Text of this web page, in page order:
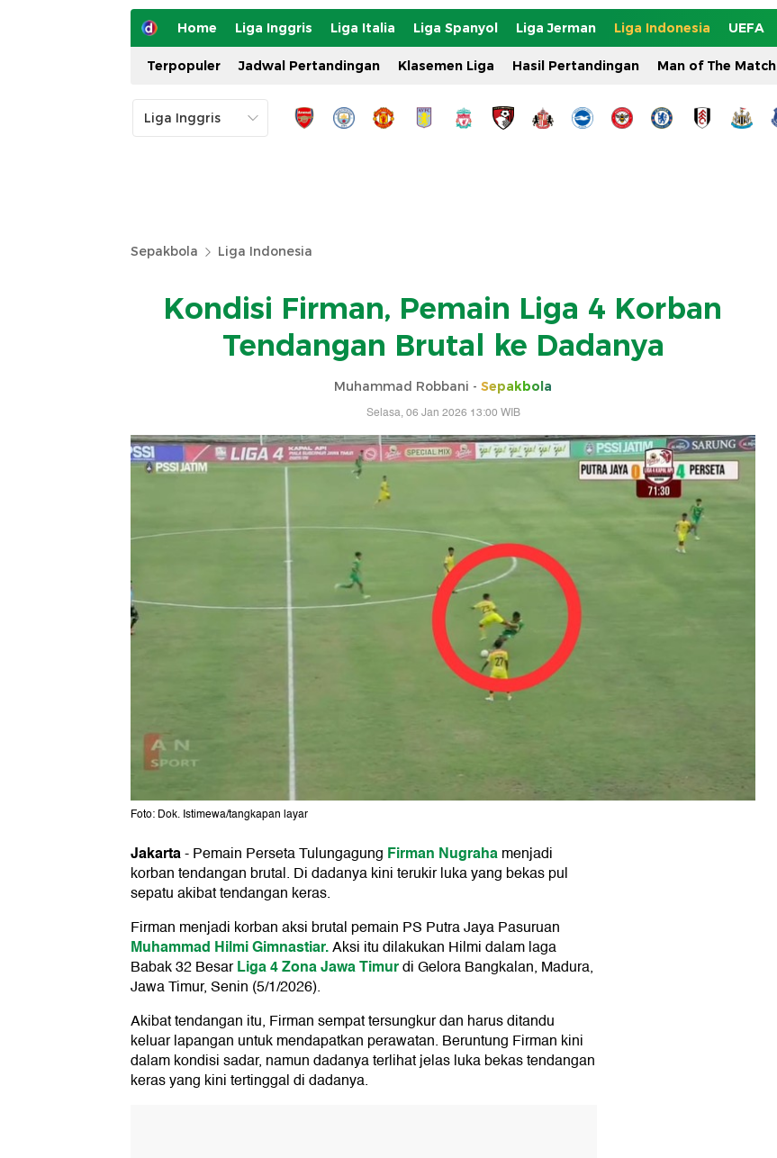
Home Liga Inggris Liga Italia Liga Spanyol Liga Jerman Liga Indonesia UEFA
Terpopuler Jadwal Pertandingan Klasemen Liga Hasil Pertandingan Man of The Match
Sepakbola Liga Indonesia
Kondisi Firman, Pemain Liga 4 Korban
Tendangan Brutal ke Dadanya
Muhammad Robbani - Sepakbola
Selasa, 06 Jan 2026 13:00 WIB
Foto: Dok. Istimewa/tangkapan layar
Jakarta-Pemain Perseta Tulungagung Firman Nugrahamenjadi
korban tendangan brutal. Di dadanya kini terukir luka yang bekas pul
sepatu akibat tendangan keras.
Firman menjadi korban aksi brutal pemain PS Putra Jaya Pasuruan
Muhammad Hilmi Gimnastiar.Aksi itu dilakukan Hilmi dalam laga
Babak 32 BesarLiga 4 Zona Jawa Timurdi Gelora Bangkalan, Madura,
Jawa Timur, Senin (5/1/2026).
Akibat tendangan itu, Firman sempat tersungkur dan harus ditandu
keluar lapangan untuk mendapatkan perawatan. Beruntung Firman kini
dalam kondisi sadar, namun dadanya terlihat jelas luka bekas tendangan
keras yang kini tertinggal di dadanya.